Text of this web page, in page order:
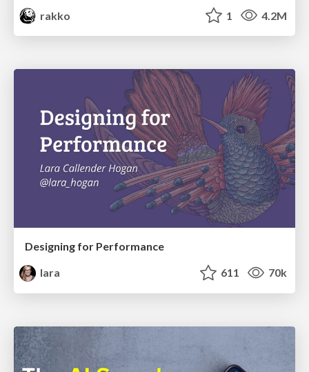
rakko
1 4.2M
Designing for Performance
lara
611 70k